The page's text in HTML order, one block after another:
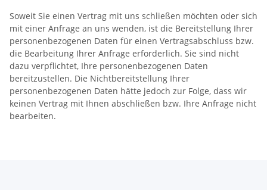
Soweit Sie einen Vertrag mit uns schließen möchten oder sich
mit einer Anfrage an uns wenden, ist die Bereitstellung Ihrer
personenbezogenen Daten für einen Vertragsabschluss bzw.
die Bearbeitung Ihrer Anfrage erforderlich. Sie sind nicht
dazu verpflichtet, Ihre personenbezogenen Daten
bereitzustellen. Die Nichtbereitstellung Ihrer
personenbezogenen Daten hätte jedoch zur Folge, dass wir
keinen Vertrag mit Ihnen abschließen bzw. Ihre Anfrage nicht
bearbeiten.